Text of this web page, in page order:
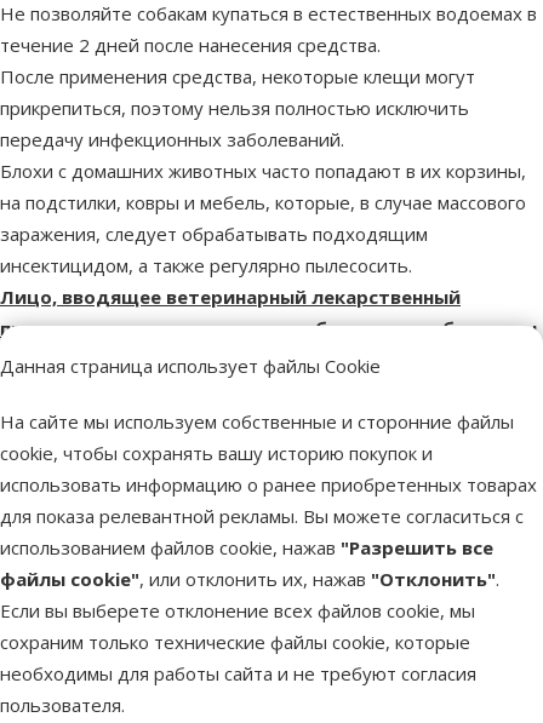
Данная страница использует файлы Cookie
На сайте мы используем собственные и сторонние файлы
cookie, чтобы сохранять вашу историю покупок и
использовать информацию о ранее приобретенных товарах
для показа релевантной рекламы. Вы можете согласиться с
использованием файлов cookie, нажав "Разрешить все
файлы cookie", или отклонить их, нажав "Отклонить".
Если вы выберете отклонение всех файлов cookie, мы
сохраним только технические файлы cookie, которые
необходимы для работы сайта и не требуют согласия
пользователя.
Не позволяйте собакам купаться в естественных водоемах в
течение 2 дней после нанесения средства.
После применения средства, некоторые клещи могут
прикрепиться, поэтому нельзя полностью исключить
передачу инфекционных заболеваний.
Блохи с домашних животных часто попадают в их корзины,
на подстилки, ковры и мебель, которые, в случае массового
заражения, следует обрабатывать подходящим
инсектицидом, а также регулярно пылесосить.
Лицо, вводящее ветеринарный лекарственный
препарат животным, должно соблюдать особые меры
предосторожности:
оболочки и глаз. Поэтому следует избегать контакта со
слизистой оболочкой полости рта и глазами.
Людям с известной гиперчувствительностью к
инсектицидам или алкоголю следует избегать контакта с
этим лекарством.
Избегайте контакта с пальцами. В этом случае вымойте руки
водой с мылом.
При случайном попадании в глаза немедленно промыть
большим количеством воды.
Вымойте руки после использования.